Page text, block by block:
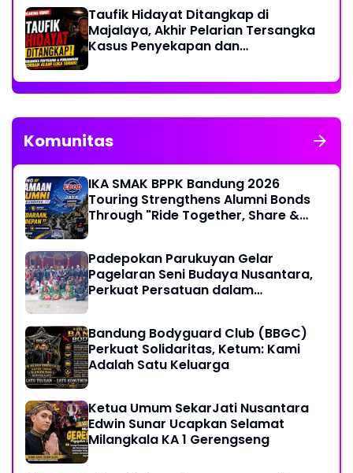
Taufik Hidayat Ditangkap di
Majalaya, Akhir Pelarian Tersangka
Kasus Penyekapan dan
Komunitas
IKA SMAK BPPK Bandung 2026
Touring Strengthens Alumni Bonds
Through "Ride Together, Share &
Padepokan Parukuyan Gelar
Pagelaran Seni Budaya Nusantara,
Perkuat Persatuan dalam
Bandung Bodyguard Club (BBGC)
Perkuat Solidaritas, Ketum: Kami
Adalah Satu Keluarga
Ketua Umum SekarJati Nusantara
Edwin Sunar Ucapkan Selamat
Milangkala KA 1 Gerengseng